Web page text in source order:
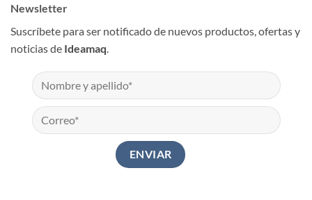
Newsletter
Suscríbete para ser notificado de nuevos productos, ofertas y
noticias de Ideamaq.